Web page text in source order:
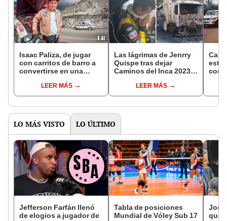
Isaac Paliza, de jugar
con carritos de barro a
convertirse en una
Caminos del Inca
LEER MÁS
Las lágrimas de Jenrry
Quispe tras dejar
Caminos del Inca 2023
auxilio mecánico
LEER MÁS
LO MÁS VISTO LO ÚLTIMO
Jefferson Farfán llenó
de elogios a jugador de
Tabla de posiciones
Mundial de Vóley Sub 17
que